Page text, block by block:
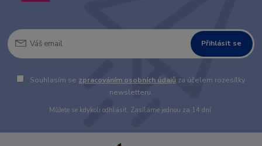
Přihlásit se
Souhlasím se zpracováním osobních údajů za účelem rozesílky
newsletteru.
Můžete se kdykoli odhlásit. Zasíláme jednou za 14 dní.